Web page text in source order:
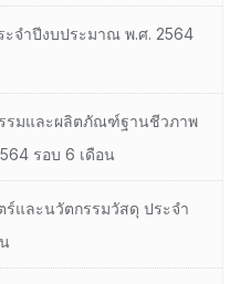
จำปีงบประมาณ พ.ศ. 2564
รมและผลิตภัณฑ์ฐานชีวภาพ
รอบ 6 เดือน
ร์และนวัตกรรมวัสดุ ประจำ